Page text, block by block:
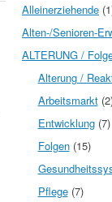
Alleinerziehende
Alten-/Senioren-
ALTERUNG /
Alterung /
Arbeitsmarkt
Entwicklung(7)
Folgen(15)
Pflege(7)